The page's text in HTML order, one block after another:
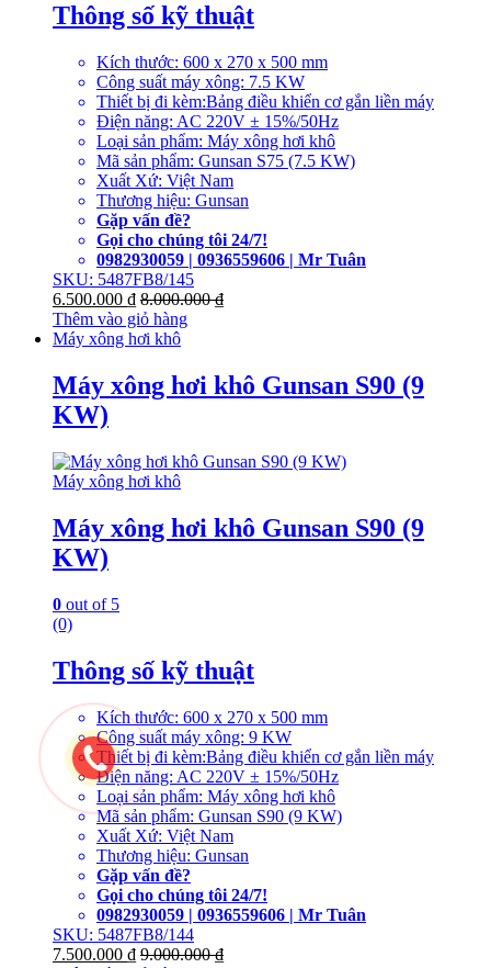
Thông số kỹ thuật
Kích thước: 600 x 270 x 500 mm
Công suất máy xông: 7.5 KW
Thiết bị đi kèm:Bảng điều khiển cơ gắn liền máy
Điện năng: AC 220V ± 15%/50Hz
Loại sản phẩm: Máy xông hơi khô
Mã sản phẩm: Gunsan S75 (7.5 KW)
Xuất Xứ: Việt Nam
Thương hiệu: Gunsan
Gặp vấn đề?
Gọi cho chúng tôi 24/7!
0982930059 | 0936559606 | Mr Tuân
SKU: 5487FB8/145
6.500.000 ₫ 8.000.000₫
Thêm vào giỏ hàng
Máy xông hơi khô
Máy xông hơi khô Gunsan S90 (9
KW)
Máy xông hơi khô
Máy xông hơi khô Gunsan S90 (9
KW)
0 out of 5
(0)
Thông số kỹ thuật
Kích thước: 600 x 270 x 500 mm
Công suất máy xông: 9 KW
Thiết bị đi kèm:Bảng điều khiển cơ gắn liền máy
Điện năng: AC 220V ± 15%/50Hz
Loại sản phẩm: Máy xông hơi khô
Mã sản phẩm: Gunsan S90 (9 KW)
Xuất Xứ: Việt Nam
Thương hiệu: Gunsan
Gặp vấn đề?
Gọi cho chúng tôi 24/7!
0982930059 | 0936559606 | Mr Tuân
SKU: 5487FB8/144
7.500.000 ₫ 9.000.000₫